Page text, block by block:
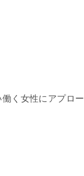
く女性にアプロー